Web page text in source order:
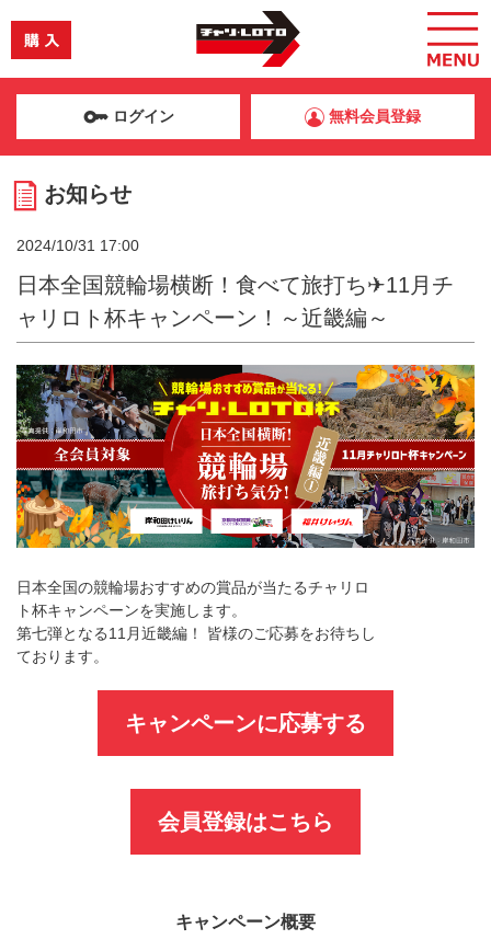
ログイン 無料会員登録
お知らせ
2024/10/31 17:00
日本全国競輪場横断！食べて旅打ち✈11月チ
ャリロト杯キャンペーン！～近畿編～
日本全国の競輪場おすすめの賞品が当たるチャリロ
ト杯キャンペーンを実施します。
第七弾となる11月近畿編！ 皆様のご応募をお待ちし
ております。
キャンペーンに応募する
会員登録はこちら
キャンペーン概要